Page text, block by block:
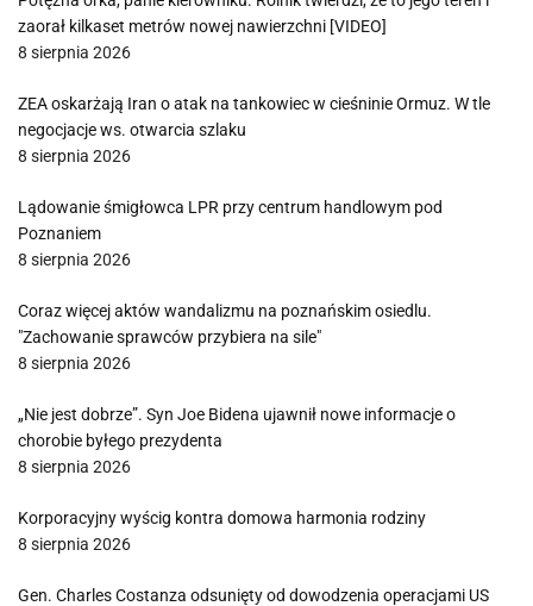
zaorał kilkaset metrów nowej nawierzchni [VIDEO]
8 sierpnia 2026
ZEA oskarżają Iran o atak na tankowiec w cieśninie Ormuz. W tle
negocjacje ws. otwarcia szlaku
8 sierpnia 2026
Lądowanie śmigłowca LPR przy centrum handlowym pod
Poznaniem
8 sierpnia 2026
Coraz więcej aktów wandalizmu na poznańskim osiedlu.
"Zachowanie sprawców przybiera na sile"
8 sierpnia 2026
„Nie jest dobrze”. Syn Joe Bidena ujawnił nowe informacje o
chorobie byłego prezydenta
8 sierpnia 2026
Korporacyjny wyścig kontra domowa harmonia rodziny
8 sierpnia 2026
Gen. Charles Costanza odsunięty od dowodzenia operacjami US